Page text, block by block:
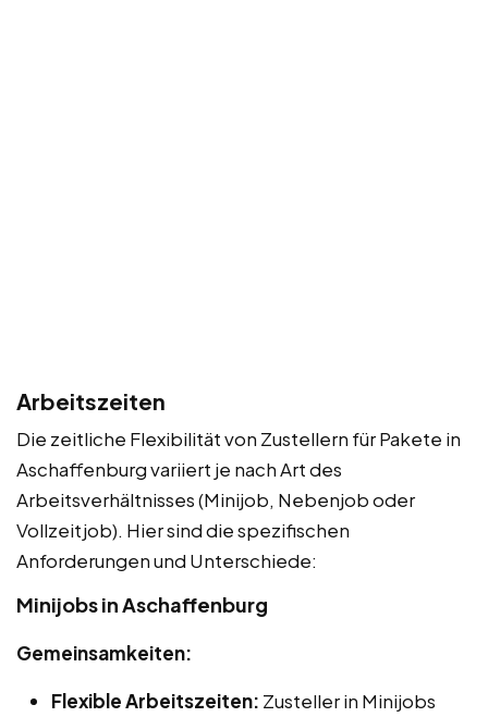
Arbeitszeiten
Die zeitliche Flexibilität von Zustellern für Pakete in
Aschaffenburg variiert je nach Art des
Arbeitsverhältnisses (Minijob, Nebenjob oder
Vollzeitjob). Hier sind die spezifischen
Anforderungen und Unterschiede:
Minijobs in Aschaffenburg
Gemeinsamkeiten:
Flexible Arbeitszeiten: Zusteller in Minijobs